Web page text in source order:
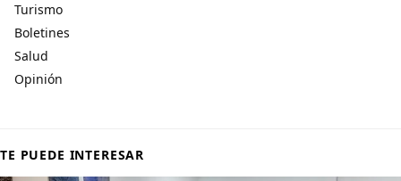
Turismo
Boletines
Salud
Opinión
TE PUEDE INTERESAR